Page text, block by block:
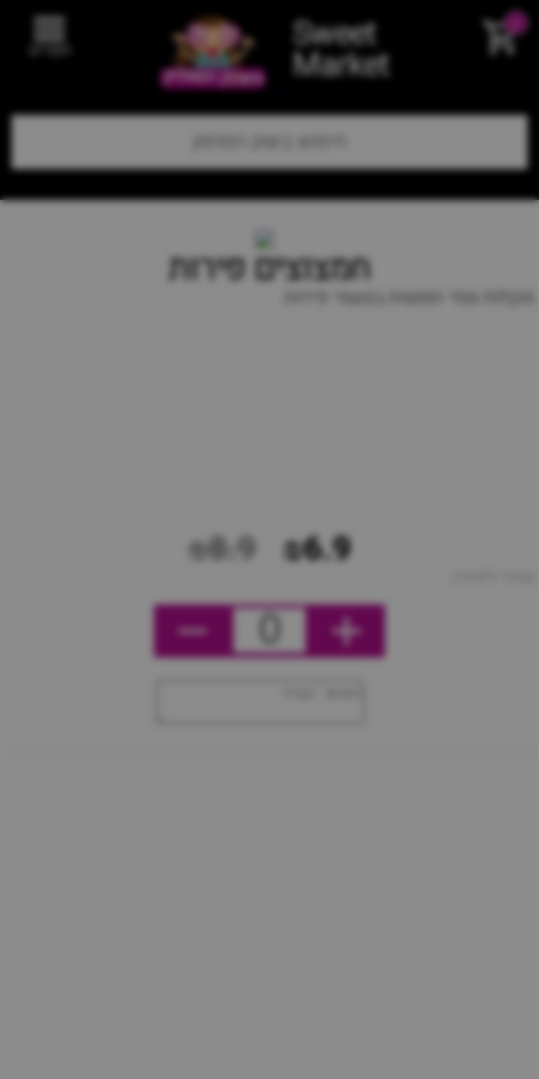
Sweet
Market תפריט
חמצוצים פירות
מקלות גומי חמוצות בטעמי פירות
₪6.9
₪8.9
0